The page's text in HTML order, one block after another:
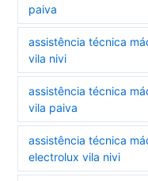
paiva
assistência técnica
vila nivi
assistência técnica
vila paiva
assistência técnica
electrolux vila nivi